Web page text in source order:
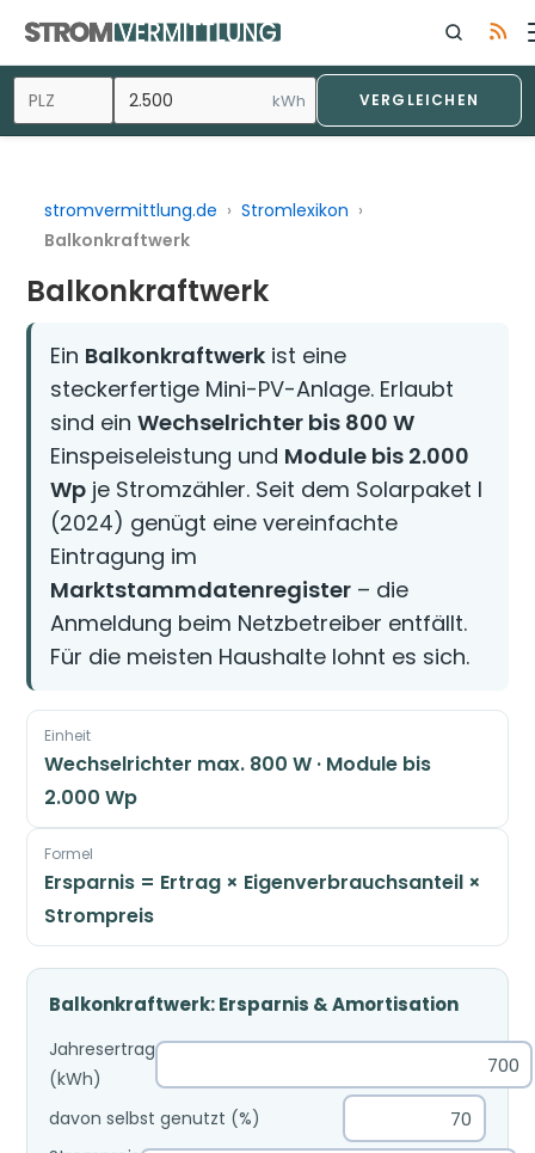
Inhalt
springen
kWh VERGLEICHEN
stromvermittlung.de › Stromlexikon ›
Balkonkraftwerk
Balkonkraftwerk
Ein Balkonkraftwerk ist eine
steckerfertige Mini-PV-Anlage. Erlaubt
sind einWechselrichter bis 800 W
Einspeiseleistung und Module bis 2.000
Wp je Stromzähler. Seit dem Solarpaket I
(2024) genügt eine vereinfachte
Eintragung im
Marktstammdatenregister – die
Anmeldung beim Netzbetreiber entfällt.
Für die meisten Haushalte lohnt es sich.
Einheit
Wechselrichter max. 800 W · Module bis
2.000 Wp
Formel
Ersparnis = Ertrag × Eigenverbrauchsanteil ×
Strompreis
Balkonkraftwerk: Ersparnis & Amortisation
Jahresertrag
(kWh)
davon selbst genutzt (%)